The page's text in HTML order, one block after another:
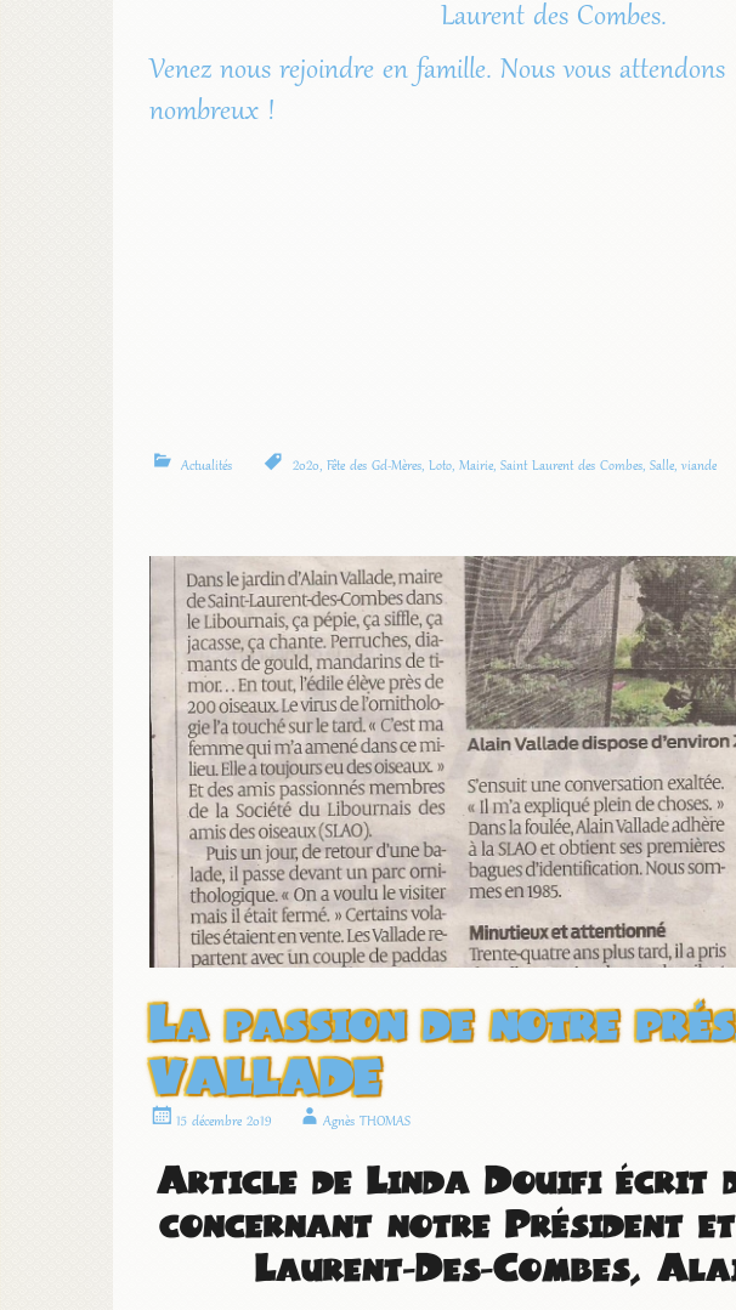
Laurent des Combes.
Venez nous rejoindre en famille. Nous vous attendons
nombreux !
Actualités 2020,Fête des Gd-Mères,Loto,Mairie,Saint Laurent des Combes,Salle,viande
La passion de notre
VALLADE
15 décembre 2019 Agnès THOMAS
Article de Linda Douifi écrit
concernant notre Président
Laurent-Des-Combes,